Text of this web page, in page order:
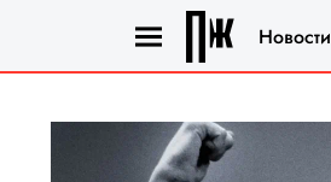
Новости